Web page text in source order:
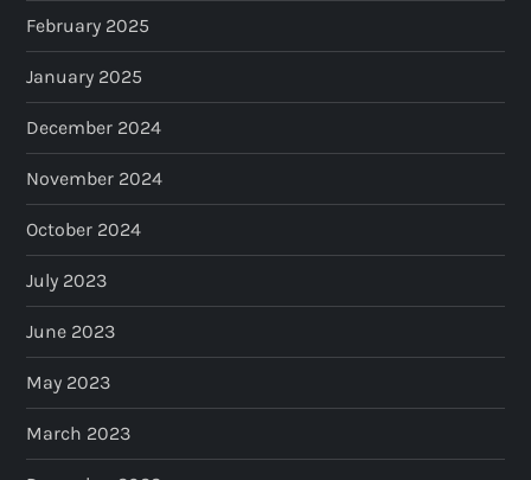
February 2025
January 2025
December 2024
November 2024
October 2024
July 2023
June 2023
May 2023
March 2023